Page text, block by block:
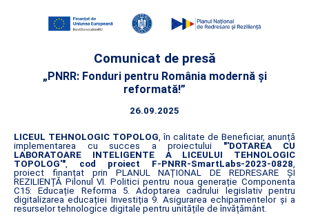
Comunicat de presă
„PNRR: Fonduri pentru România modernă și
reformată!”
26.09.2025
LICEUL TEHNOLOGIC TOPOLOG, în calitate de Beneficiar, anunță
implementarea cu succes a proiectului "'DOTAREA CU
LABORATOARE INTELIGENTE A LICEULUI TEHNOLOGIC
TOPOLOG'", cod proiect F-PNRR-SmartLabs-2023-0828,
proiect finanțat prin PLANUL NAȚIONAL DE REDRESARE ȘI
REZILIENȚĂ Pilonul VI. Politici pentru noua generație Componenta
C15: Educație Reforma 5. Adoptarea cadrului legislativ pentru
digitalizarea educației Investiția 9. Asigurarea echipamentelor și a
resurselor tehnologice digitale pentru unitățile de învățământ.